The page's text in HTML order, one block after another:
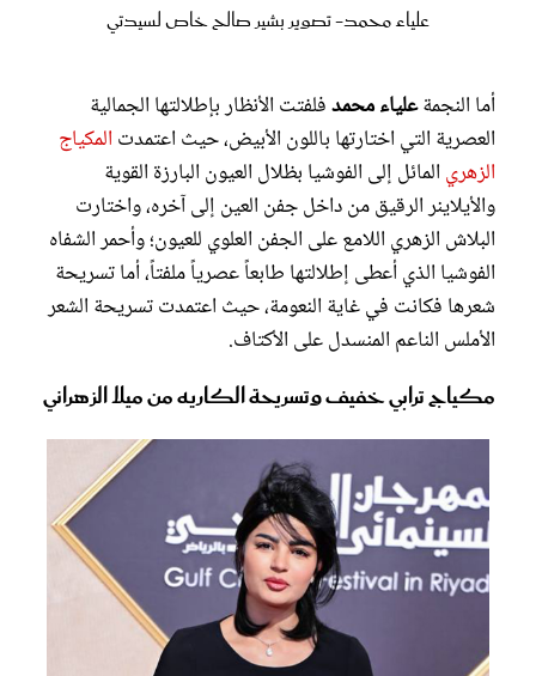
علياء محمد- تصوير بشير صالح خاص لسيدتي
أما النجمةعلياء محمدفلفتت الأنظار بإطلالتها الجمالية
العصرية التي اختارتها باللون الأبيض، حيث اعتمدت المكياج
الزهري المائل إلى الفوشيا بظلال العيون البارزة القوية
والأيلاينر الرقيق من داخل جفن العين إلى آخره، واختارت
البلاش الزهري اللامع على الجفن العلوي للعيون؛ وأحمر الشفاه
الفوشيا الذي أعطى إطلالتها طابعاً عصرياً ملفتاً، أما تسريحة
شعرها فكانت في غاية النعومة، حيث اعتمدت تسريحة الشعر
الأملس الناعم المنسدل على الأكتاف.
مكياج ترابي خفيف وتسريحة الكاريه من ميلا الزهراني